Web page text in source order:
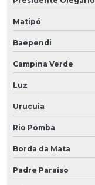
Matipó
Baependi
Campina Verde
Luz
Urucuia
Rio Pomba
Borda da Mata
Padre Paraíso